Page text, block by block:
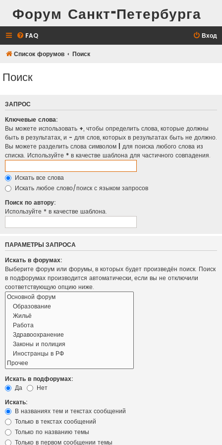
Форум Санкт-Петербурга
FAQ Вход
Список форумов Поиск
Поиск
ЗАПРОС
Ключевые слова:
Вы можете использовать +, чтобы определить слова, которые должны
быть в результатах, и - для слов, которых в результатах быть не должно.
Вы можете разделить слова символом
для поиска любого слова из
списка. Используйте * в качестве шаблона для частичного совпадения.
Искать все слова
Искать любое слово/поиск с языком запросов
Поиск по автору:
Используйте * в качестве шаблона.
ПАРАМЕТРЫ ЗАПРОСА
Искать в форумах:
Выберите форум или форумы, в которых будет произведён поиск. Поиск
в подфорумах производится автоматически, если вы не отключили
соответствующую опцию ниже.
Искать в подфорумах:
Да
Нет
Искать:
В названиях тем и текстах сообщений
Только в текстах сообщений
Только по названию темы
Только в первом сообщении темы